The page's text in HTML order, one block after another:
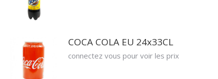
COCA COLA EU 24x33CL
connectez vous pour voir les prix